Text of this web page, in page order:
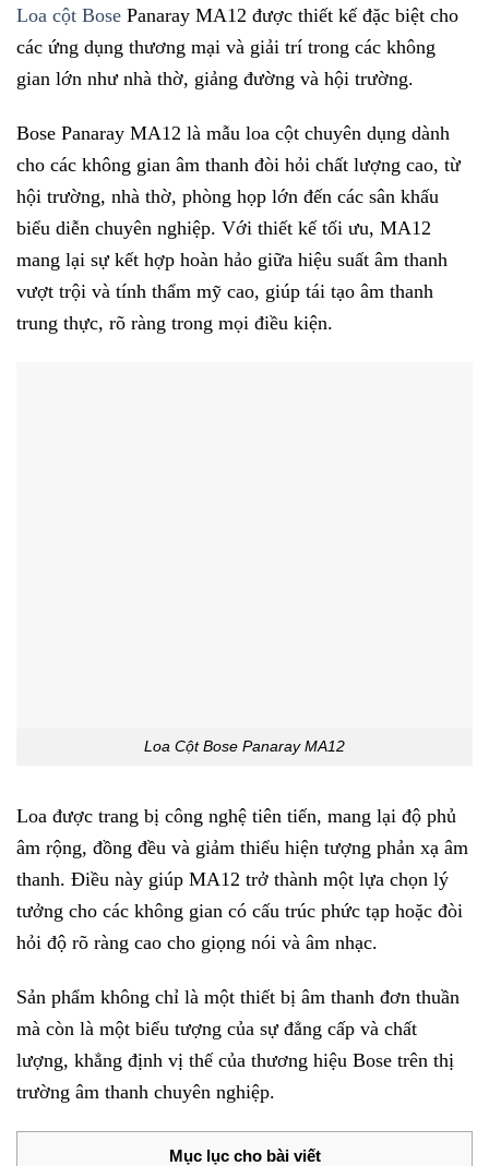
Loa cột Bose Panaray MA12 được thiết kế đặc biệt cho
các ứng dụng thương mại và giải trí trong các không
gian lớn như nhà thờ, giảng đường và hội trường.
Bose Panaray MA12 là mẫu loa cột chuyên dụng dành
cho các không gian âm thanh đòi hỏi chất lượng cao, từ
hội trường, nhà thờ, phòng họp lớn đến các sân khấu
biểu diễn chuyên nghiệp. Với thiết kế tối ưu, MA12
mang lại sự kết hợp hoàn hảo giữa hiệu suất âm thanh
vượt trội và tính thẩm mỹ cao, giúp tái tạo âm thanh
trung thực, rõ ràng trong mọi điều kiện.
Loa Cột Bose Panaray MA12
Loa được trang bị công nghệ tiên tiến, mang lại độ phủ
âm rộng, đồng đều và giảm thiểu hiện tượng phản xạ âm
thanh. Điều này giúp MA12 trở thành một lựa chọn lý
tưởng cho các không gian có cấu trúc phức tạp hoặc đòi
hỏi độ rõ ràng cao cho giọng nói và âm nhạc.
Sản phẩm không chỉ là một thiết bị âm thanh đơn thuần
mà còn là một biểu tượng của sự đẳng cấp và chất
lượng, khẳng định vị thế của thương hiệu Bose trên thị
trường âm thanh chuyên nghiệp.
Mục lục cho bài viết